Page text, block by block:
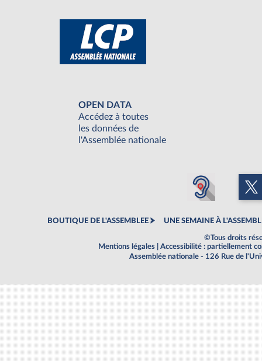
OPEN DATA
Accédez à toutes
les données de
l'Assemblée nationale
BOUTIQUE DE L'ASSEMBLEE UNE SEMAINE À
©Tous droits
Mentions légales
Accessibilité : partiellement
Assemblée nationale - 126 Rue de